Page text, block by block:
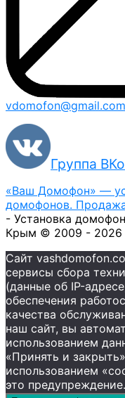
vdomofon@gmail.com
Группа
«Ваш Домофон» —
домофонов.
- Установка
Крым © 2009 - 2026
Сайт
сервисы сбора
(данные об IP-
обеспечения
качества
наш сайт, вы
использованием
«Принять и
использованием
это предупреждение.